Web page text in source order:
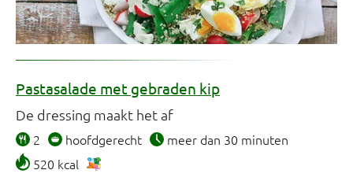
Pastasalade met gebraden kip
De dressing maakt het af
2 hoofdgerecht
meer dan 30 minuten
520 kcal